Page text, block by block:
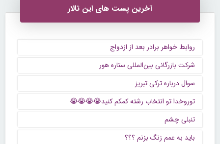
آخرین پست های این تالار
روابط خواهر برادر بعد از ازدواج
شرکت بازرگانی بین‌المللی ستاره هور
سوال درباره ترکی تبریز
توروخدا تو انتخاب رشته کمکم کنید😭😭😭😭
تنبلی چشم
باید به عمم زنگ بزنم ؟؟؟